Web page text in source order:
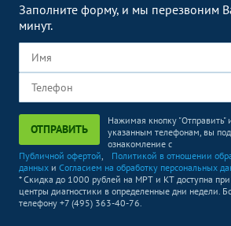
Заполните форму, и мы перезвоним
минут.
ОТПРАВИТЬ
Нажимая кнопку "Отправить"
указанным телефонам, вы
ознакомление с
Публичной офертой
Политикой в отношении
данных и Согласием на обработку персональных
* Скидка до 1000 рублей на МРТ и КТ доступна
центры диагностики в определенные дни недели.
телефону +7 (495) 363-40-76.